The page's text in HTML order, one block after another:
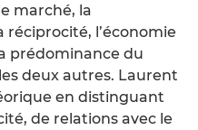
marché, la
l’économie
prédominance du
deux autres. Laurent
en distinguant
de relations avec le